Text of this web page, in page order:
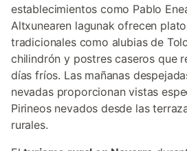
establecimientos como Pablo
Altxunearen lagunak ofrecen
tradicionales como alubias de
chilindrón y postres caseros que
días fríos. Las mañanas
nevadas proporcionan vistas
Pirineos nevados desde las
rurales.